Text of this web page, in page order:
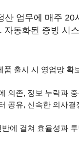
산 업무에 매주
자동화된 증빙 시
출시 시 영업망
의존, 정보 누락과
공유, 신속한 의사결
에 걸쳐 효율성과